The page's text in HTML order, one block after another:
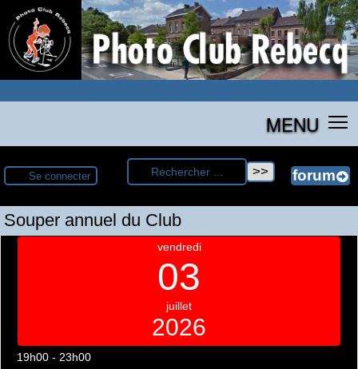
MENU
Se connecter
Souper annuel du Club
vendredi
03
juillet
2026
19h00 - 23h00